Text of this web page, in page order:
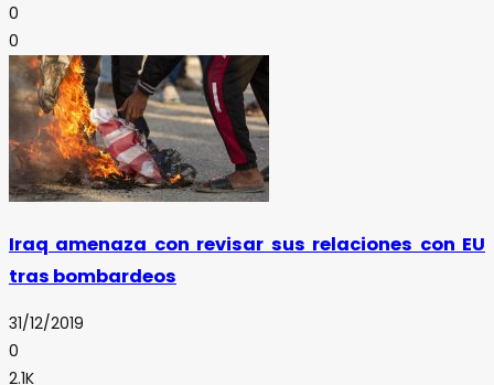
0
0
Iraq amenaza con revisar sus relaciones con EU
tras bombardeos
31/12/2019
0
2.1K